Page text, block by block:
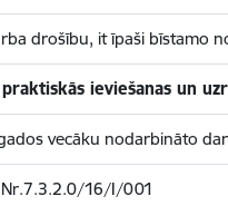
drošību, it īpaši bīstamo
ieviešanas un
vecāku nodarbināto
16/I/001